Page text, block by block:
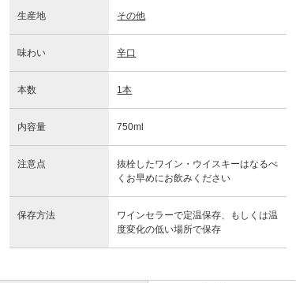
生産地 その他
味わい 辛口
本数 1本
内容量 750ml
注意点
抜栓したワイン・ウイスキーはなるべ
くお早めにお飲みください
保存方法
ワインセラーで定温保存、もしくは温
度変化の低い場所で保存